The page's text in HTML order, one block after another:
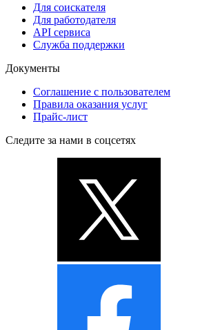
Для соискателя
Для работодателя
API сервиса
Служба поддержки
Документы
Соглашение с пользователем
Правила оказания услуг
Прайс-лист
Следите за нами в соцсетях